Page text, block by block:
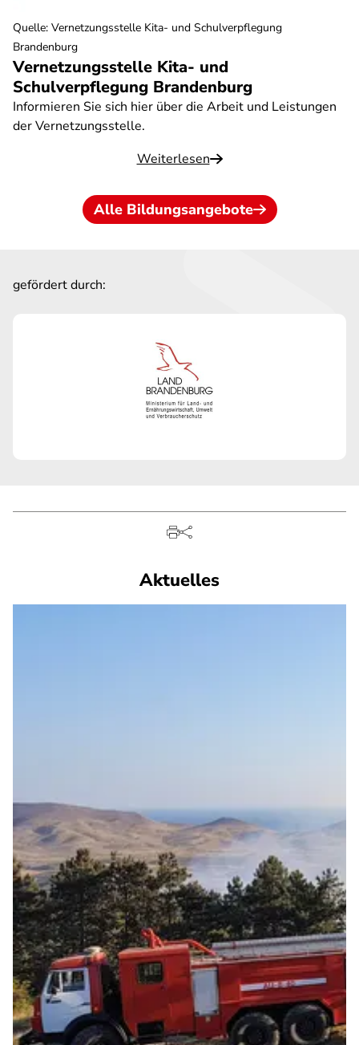
Vernetzungsstelle Kita- und
Schulverpflegung Brandenburg
Informieren Sie sich hier über die Arbeit und Leistungen
der Vernetzungsstelle.
Weiterlesen
Quelle: Vernetzungsstelle Kita- und Schulverpflegung
Brandenburg
Alle Bildungsangebote
gefördert durch:
Aktuelles